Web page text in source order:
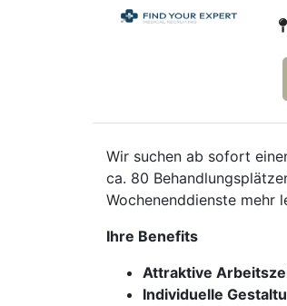
Wir suchen ab sofort
ca. 80
Wochenenddienste mehr
Ihre Benefits
Attraktive
Individuelle